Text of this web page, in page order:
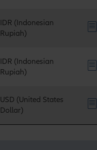
IDR (Indonesian
Rupiah)
IDR (Indonesian
Rupiah)
USD (United States
Dollar)